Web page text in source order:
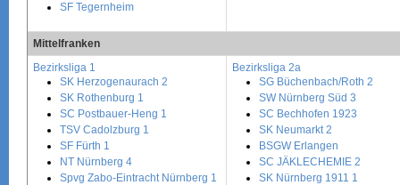
SF Tegernheim
Mittelfranken
Bezirksliga 1
SK Herzogenaurach 2
SK Rothenburg 1
SC Postbauer-Heng 1
TSV Cadolzburg 1
SF Fürth 1
NT Nürnberg 4
Spvg Zabo-Eintracht Nürnberg 1
Bezirksliga 2a
SG Büchenbach/Roth 2
SW Nürnberg Süd 3
SC Bechhofen 1923
SK Neumarkt 2
BSGW Erlangen
SC JÄKLECHEMIE 2
SK Nürnberg 1911 1